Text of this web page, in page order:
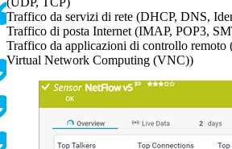
Traffico da servizi di rete (DHCP, DNS,
Traffico di posta Internet (IMAP, POP3,
Traffico da applicazioni di controllo remoto
Virtual Network Computing (VNC))